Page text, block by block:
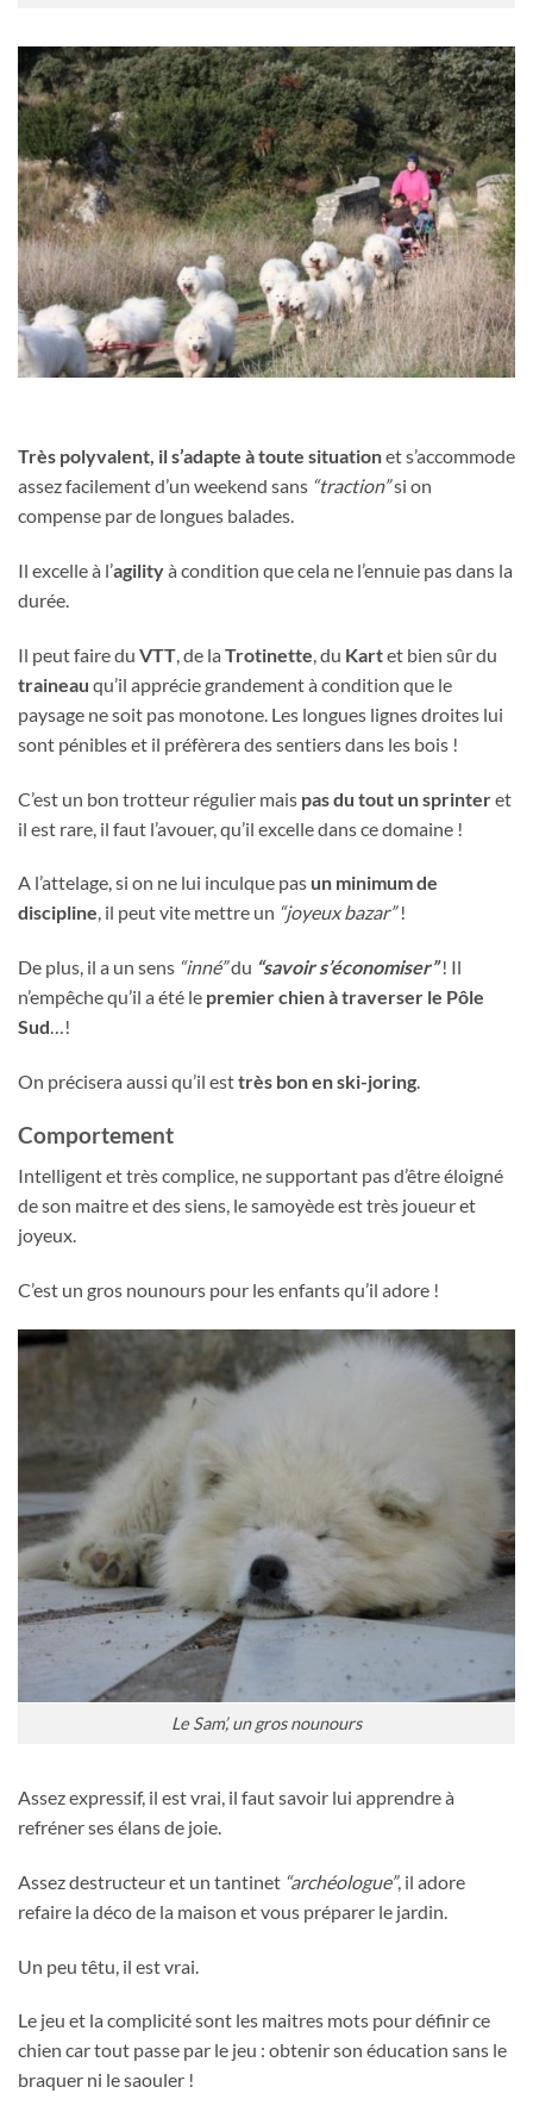
Très polyvalent, il s’adapte à toute situationet s’accommode
assez facilement d’un weekend sans “traction”si on
compense par de longues balades.
Il excelle à l’agilityà condition que cela ne l’ennuie pas dans la
durée.
Il peut faire du VTT , de la Trotinette , du Kartet bien sûr du
traineau qu’il apprécie grandement à condition que le
paysage ne soit pas monotone. Les longues lignes droites lui
sont pénibles et il préfèrera des sentiers dans les bois !
C’est un bon trotteur régulier mais pas du tout un sprinteret
il est rare, il faut l’avouer, qu’il excelle dans ce domaine !
A l’attelage, si on ne lui inculque pas un minimum de
discipline, il peut vite mettre un “joyeux bazar”!
De plus, il a un sens “inné”du “savoir s’économiser” ! Il
n’empêche qu’il a été le premier chien à traverser le Pôle
Sud…!
On précisera aussi qu’il esttrès bon en ski-joring.
Comportement
Intelligent et très complice, ne supportant pas d’être éloigné
de son maitre et des siens, le samoyède est très joueur et
joyeux.
C’est un gros nounours pour les enfants qu’il adore !
Le Sam’, un gros nounours
Assez expressif, il est vrai, il faut savoir lui apprendre à
refréner ses élans de joie.
Assez destructeur et un tantinet “archéologue”, il adore
refaire la déco de la maison et vous préparer le jardin.
Un peu têtu, il est vrai.
Le jeu et la complicité sont les maitres mots pour définir ce
chien car tout passe par le jeu : obtenir son éducation sans le
braquer ni le saouler !